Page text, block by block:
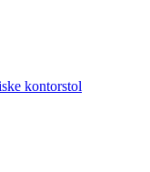
kontorstol